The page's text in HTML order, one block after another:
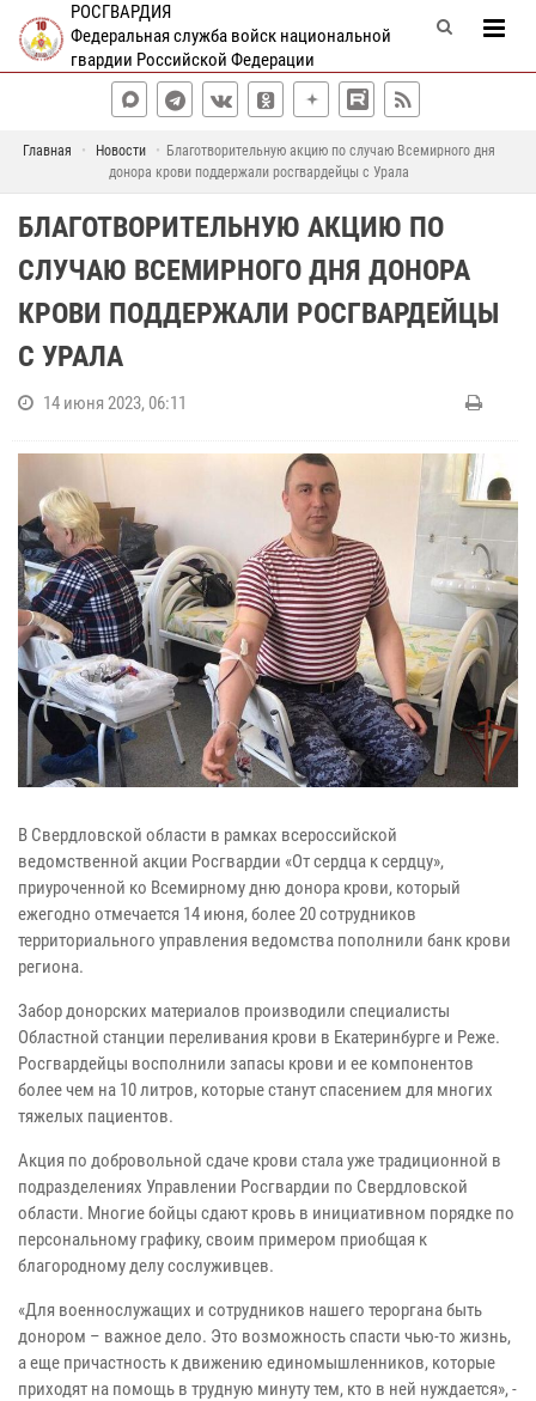
РОСГВАРДИЯ
Федеральная служба войск национальной
гвардии Российской Федерации
Главная Новости
Благотворительную акцию по случаю Всемирного дня
донора крови поддержали росгвардейцы с Урала
БЛАГОТВОРИТЕЛЬНУЮ АКЦИЮ ПО
СЛУЧАЮ ВСЕМИРНОГО ДНЯ ДОНОРА
КРОВИ ПОДДЕРЖАЛИ РОСГВАРДЕЙЦЫ
С УРАЛА
14 июня 2023, 06:11
В Свердловской области в рамках всероссийской
ведомственной акции Росгвардии «От сердца к сердцу»,
приуроченной ко Всемирному дню донора крови, который
ежегодно отмечается 14 июня, более 20 сотрудников
территориального управления ведомства пополнили банк крови
региона.
Забор донорских материалов производили специалисты
Областной станции переливания крови в Екатеринбурге и Реже.
Росгвардейцы восполнили запасы крови и ее компонентов
более чем на 10 литров, которые станут спасением для многих
тяжелых пациентов.
Акция по добровольной сдаче крови стала уже традиционной в
подразделениях Управлении Росгвардии по Свердловской
области. Многие бойцы сдают кровь в инициативном порядке по
персональному графику, своим примером приобщая к
благородному делу сослуживцев.
«Для военнослужащих и сотрудников нашего тероргана быть
донором – важное дело. Это возможность спасти чью-то жизнь,
а еще причастность к движению единомышленников, которые
приходят на помощь в трудную минуту тем, кто в ней нуждается», -